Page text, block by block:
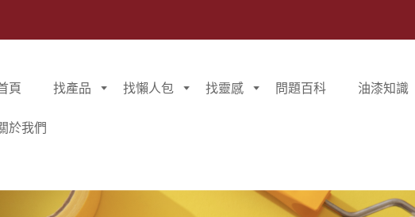
頁 找產品 找懶人包 找靈感 問題百科 油漆知識
於我們